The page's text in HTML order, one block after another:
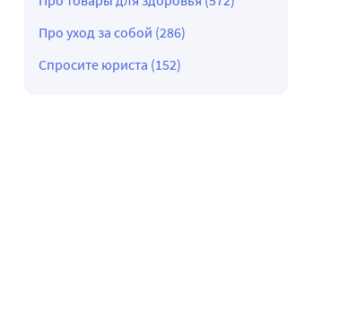
Про уход за собой (286)
Спросите юриста (152)